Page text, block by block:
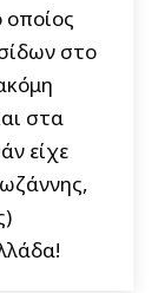
οποίος
στο
στα
είχε